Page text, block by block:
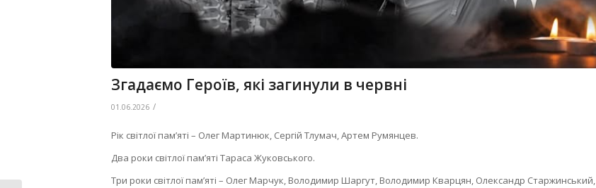
Згадаємо Героїв, які загинули в червні
01.06.2026 /
Рік світлої пам’яті – Олег Мартинюк, Сергій Тлумач, Артем Румянцев.
Два роки світлої пам’яті Тараса Жуковського.
Три роки світлої пам’яті – Олег Марчук, Володимир Шаргут, Володимир Кварцян, Олександр Старжинський,